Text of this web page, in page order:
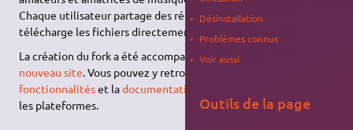
Chaque utilisateur partage des répertoires de fichiers, et l'on
télécharge les fichiers directement depuis la source.
La création du fork a été accompagnée par la création d'
nouveau site. Vous pouvez y retrouver
fonctionnalitéset ladocumentation d'installation
les plateformes.
Désinstallation
Problèmes connus
Voir aussi
Outils de la page